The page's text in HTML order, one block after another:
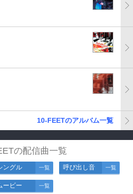
10-FEETのアルバム一覧
の配信曲一覧
ングル 一覧 呼び出し音 一覧
ービー 一覧